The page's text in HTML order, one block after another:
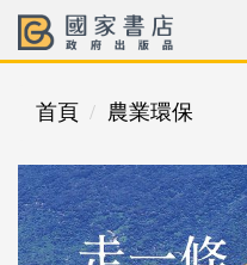
首頁 農業環保